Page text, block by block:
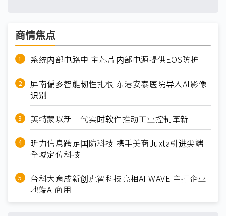
商情焦点
系统内部电路中 主芯片内部电源提供EOS防护
屏南偏乡智能韧性扎根 东港安泰医院导入AI影像
识别
英特蒙以新一代实时软件推动工业控制革新
昕力信息跨足国防科技 携手美商Juxta引进尖端
全域定位科技
台科大育成新创虎智科技亮相AI WAVE 主打企业
地端AI商用